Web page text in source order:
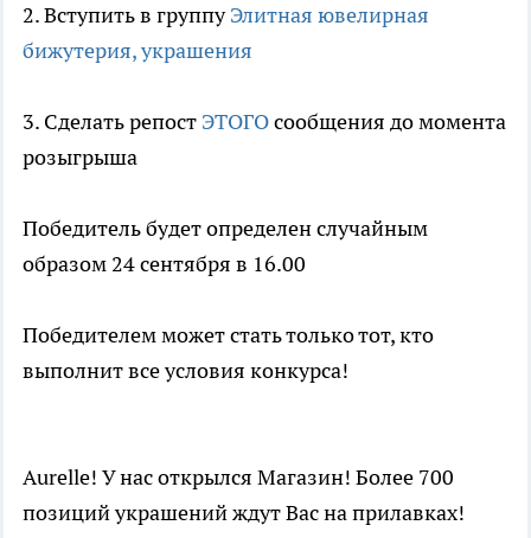
2. Вступить в группуЭлитная ювелирная
бижутерия, украшения
3. Сделать репост ЭТОГОсообщения до момента
розыгрыша
Победитель будет определен случайным
образом 24 сентября в 16.00
Победителем может стать только тот, кто
выполнит все условия конкурса!
Aurelle! У нас открылся Магазин! Более 700
позиций украшений ждут Вас на прилавках!